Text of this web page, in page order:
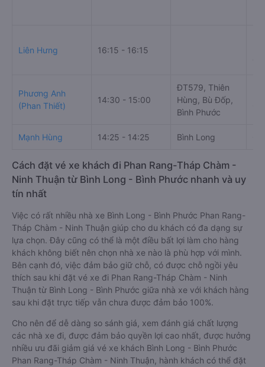
Liên Hưng 16:15 - 16:15
Phương Anh
(Phan Thiết)
14:30 - 15:00
ĐT579, Thiên
Hùng, Bù Đốp,
Bình Phước
Mạnh Hùng 14:25 - 14:25 Bình Long
Cách đặt vé xe khách đi Phan Rang-Tháp Chàm -
Ninh Thuận từ Bình Long - Bình Phước nhanh và uy
tín nhất
Việc có rất nhiều nhà xe Bình Long - Bình Phước Phan Rang-
Tháp Chàm - Ninh Thuận giúp cho du khách có đa dạng sự
lựa chọn. Đây cũng có thể là một điều bất lợi làm cho hàng
khách không biết nên chọn nhà xe nào là phù hợp với mình.
Bên cạnh đó, việc đảm bảo giữ chỗ, có được chỗ ngồi yêu
thích sau khi đặt vé xe đi Phan Rang-Tháp Chàm - Ninh
Thuận từ Bình Long - Bình Phước giữa nhà xe với khách hàng
sau khi đặt trực tiếp vẫn chưa được đảm bảo 100%.
Cho nên để dễ dàng so sánh giá, xem đánh giá chất lượng
các nhà xe đi, được đảm bảo quyền lợi cao nhất, được hưởng
nhiều ưu đãi giảm giá vé xe khách Bình Long - Bình Phước
Phan Rang-Tháp Chàm - Ninh Thuận, hành khách có thể đặt